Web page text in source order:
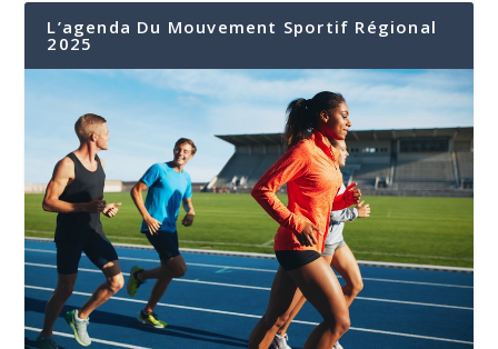
L’agenda Du Mouvement Sportif Régional
2025